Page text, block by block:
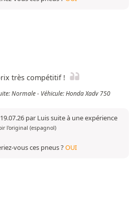
très compétitif !
Normale - Véhicule: Honda Xadv 750
par Luis suite à une expérience
l'original (espagnol)
vous ces pneus ?OUI